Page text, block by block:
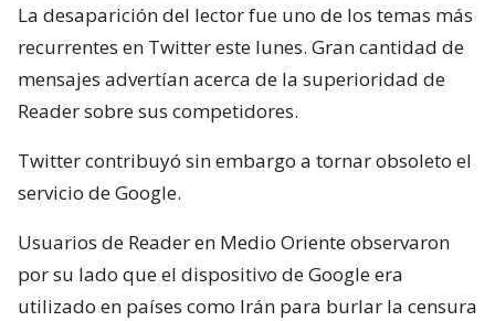
La desaparición del lector fue uno de los temas más
recurrentes en Twitter este lunes. Gran cantidad de
mensajes advertían acerca de la superioridad de
Reader sobre sus competidores.
Twitter contribuyó sin embargo a tornar obsoleto el
servicio de Google.
Usuarios de Reader en Medio Oriente observaron
por su lado que el dispositivo de Google era
utilizado en países como Irán para burlar la censura